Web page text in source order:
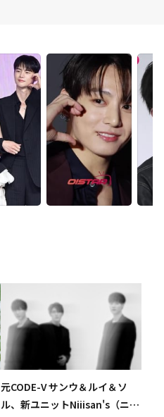
元CODE-V サンウ＆ルイ＆ソ
ル、新ユニットNiiisan's（ニー